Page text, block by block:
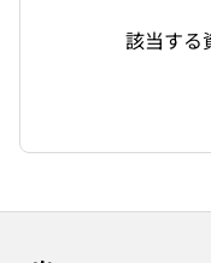
該当する